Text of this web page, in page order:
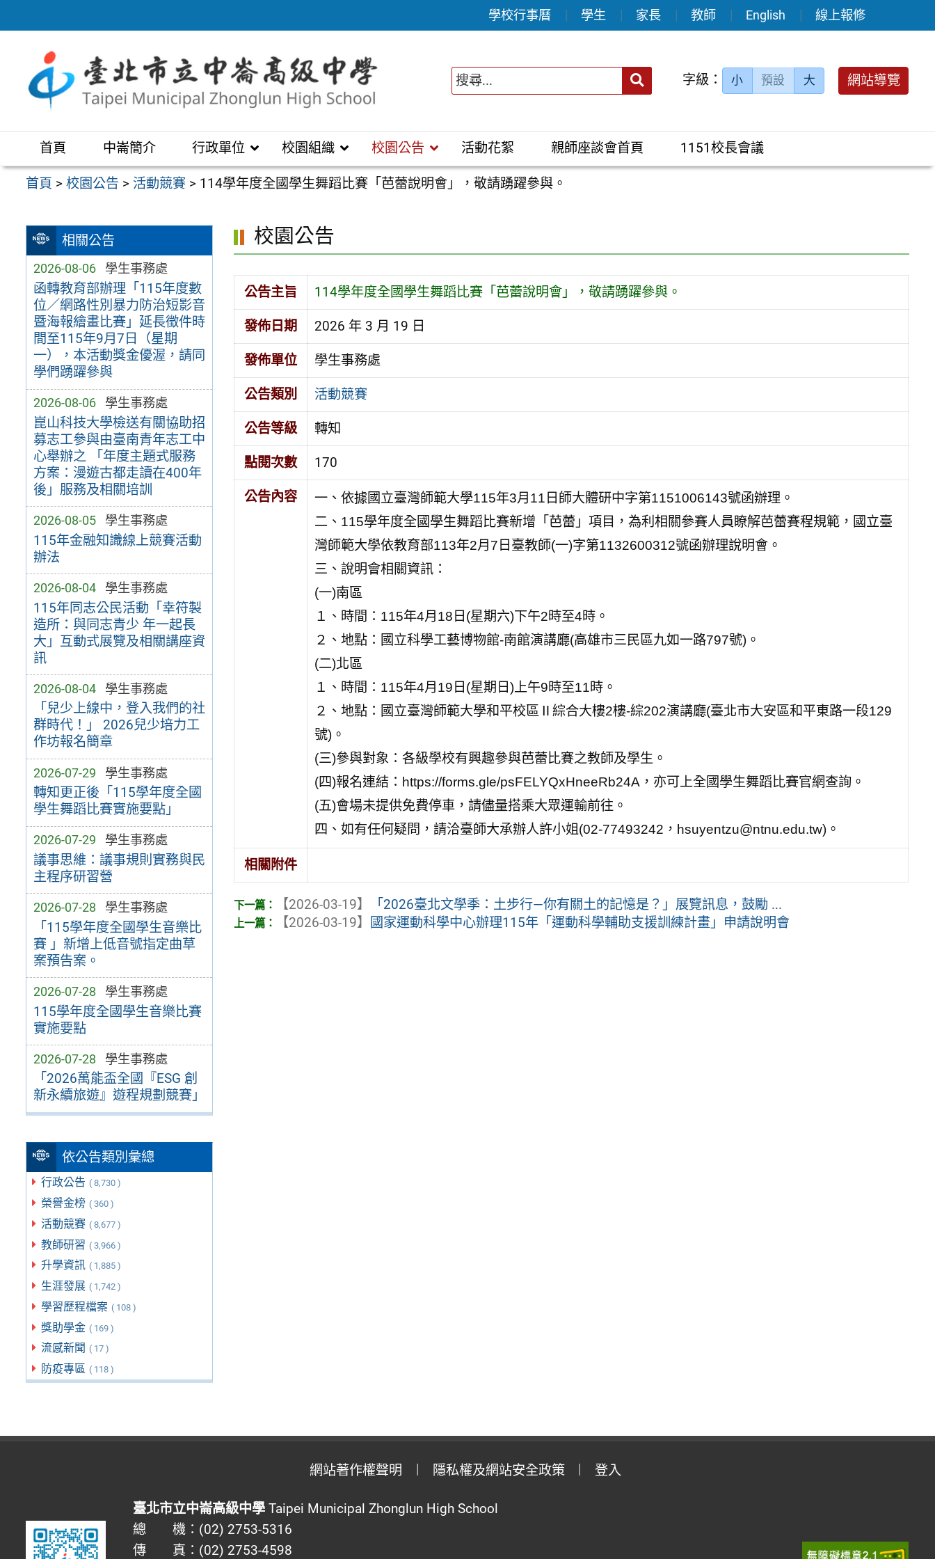
至
區
學校行事曆 學生 家長 教師 English 線上報修
送出 字級： 小 預設 大 網站導覽
首頁 中崙簡介 行政單位 校園組織 校園公告 活動花絮 親師座談會首頁 1151校長會議
首頁 >校園公告 > 活動競賽 > 114學年度全國學生舞蹈比賽「芭蕾說明會」，敬請踴躍參與。
相關公告
2026-08-06 學生事務處
函轉教育部辦理「115年度數
位／網路性別暴力防治短影音
暨海報繪畫比賽」延長徵件時
間至115年9月7日（星期
一），本活動獎金優渥，請同
學們踴躍參與
2026-08-06 學生事務處
崑山科技大學檢送有關協助招
募志工參與由臺南青年志工中
心舉辦之 「年度主題式服務
方案：漫遊古都走讀在400年
後」服務及相關培訓
2026-08-05 學生事務處
115年金融知識線上競賽活動
辦法
2026-08-04 學生事務處
115年同志公民活動「幸符製
造所：與同志青少 年一起長
大」互動式展覽及相關講座資
訊
2026-08-04 學生事務處
「兒少上線中，登入我們的社
群時代！」 2026兒少培力工
作坊報名簡章
2026-07-29 學生事務處
轉知更正後「115學年度全國
學生舞蹈比賽實施要點」
2026-07-29 學生事務處
議事思維：議事規則實務與民
主程序研習營
2026-07-28 學生事務處
「115學年度全國學生音樂比
賽 」新增上低音號指定曲草
案預告案。
2026-07-28 學生事務處
115學年度全國學生音樂比賽
實施要點
2026-07-28 學生事務處
「2026萬能盃全國『ESG 創
新永續旅遊』遊程規劃競賽」
依公告類別彙總
行政公告 ( 8,730 )
榮譽金榜 ( 360 )
活動競賽 ( 8,677 )
教師研習 ( 3,966 )
升學資訊 ( 1,885 )
生涯發展 ( 1,742 )
學習歷程檔案 ( 108 )
獎助學金 ( 169 )
流感新聞 ( 17 )
防疫專區 ( 118 )
校園公告
公告主旨 114學年度全國學生舞蹈比賽「芭蕾說明會」，敬請踴躍參與。
發佈日期 2026 年 3 月 19 日
發佈單位 學生事務處
公告類別 活動競賽
公告等級 轉知
點閱次數 170
公告內容
一、依據國立臺灣師範大學115年3月11日師大體研中字第1151006143號函辦理。
二、115學年度全國學生舞蹈比賽新增「芭蕾」項目，為利相關參賽人員瞭解芭蕾賽程規範，國立臺
灣師範大學依教育部113年2月7日臺教師(一)字第1132600312號函辦理說明會。
三、說明會相關資訊：
(一)南區
１、時間：115年4月18日(星期六)下午2時至4時。
２、地點：國立科學工藝博物館-南館演講廳(高雄市三民區九如一路797號)。
(二)北區
１、時間：115年4月19日(星期日)上午9時至11時。
２、地點：國立臺灣師範大學和平校區Ⅱ綜合大樓2樓-綜202演講廳(臺北市大安區和平東路一段129
號)。
(三)參與對象：各級學校有興趣參與芭蕾比賽之教師及學生。
(四)報名連結：https://forms.gle/psFELYQxHneeRb24A，亦可上全國學生舞蹈比賽官網查詢。
(五)會場未提供免費停車，請儘量搭乘大眾運輸前往。
四、如有任何疑問，請洽臺師大承辦人許小姐(02-77493242，hsuyentzu@ntnu.edu.tw)。
相關附件
【2026-03-19】
「2026臺北文學季：土步行—你有關土的記憶是？」展覽訊息，鼓勵 ...
【2026-03-19】
國家運動科學中心辦理115年「運動科學輔助支援訓練計畫」申請說明會
網站著作權聲明 隱私權及網站安全政策 登入
臺北市立中崙高級中學Taipei Municipal Zhonglun High School
總 機：(02) 2753-5316
傳 真：(02) 2753-4598